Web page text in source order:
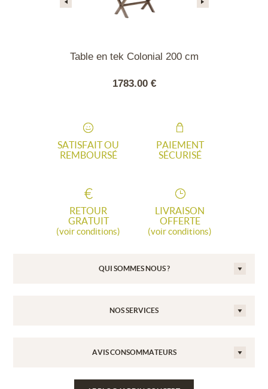
Table en tek Colonial 200 cm
1783.00 €
SATISFAIT OU
REMBOURSÉ
PAIEMENT
SÉCURISÉ
RETOUR
GRATUIT
(voir conditions)
LIVRAISON
OFFERTE
(voir conditions)
QUI SOMMES NOUS ?
NOS SERVICES
AVIS CONSOMMATEURS